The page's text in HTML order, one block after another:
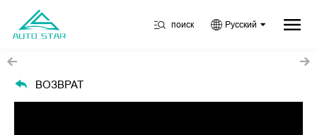
поиск Русский
ВОЗВРАТ